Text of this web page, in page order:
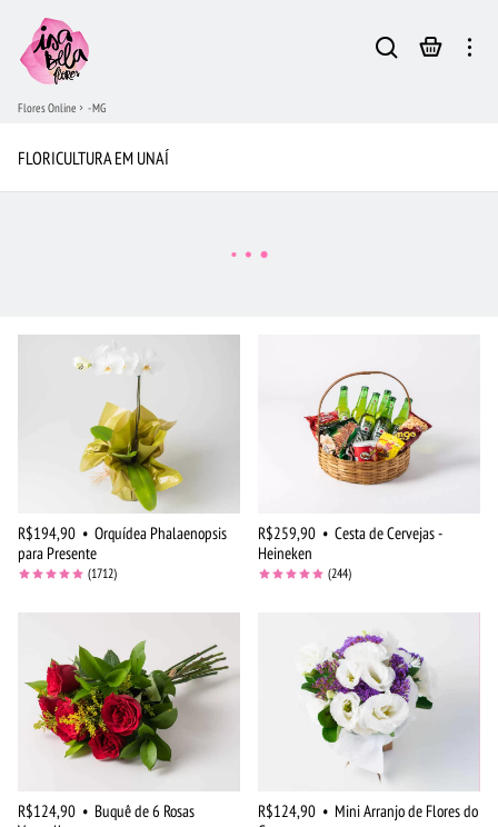
Flores Online - MG
FLORICULTURA EM UNAÍ
R$194,90 • Orquídea Phalaenopsis
para Presente
(1712)
R$259,90 • Cesta de Cervejas -
Heineken
(244)
R$124,90 • Buquê de 6 Rosas
R$124,90 • Mini Arranjo de Flores do